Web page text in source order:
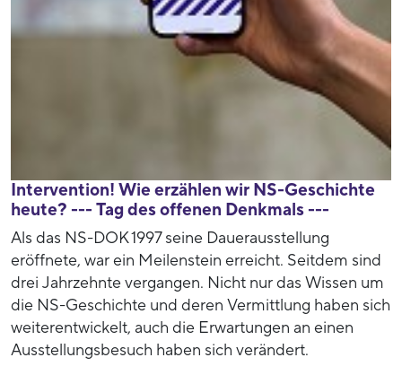
Intervention! Wie erzählen wir NS-Geschichte
heute? --- Tag des offenen Denkmals ---
Als das NS-DOK 1997 seine Dauerausstellung
eröffnete, war ein Meilenstein erreicht. Seitdem sind
drei Jahrzehnte vergangen. Nicht nur das Wissen um
die NS-Geschichte und deren Vermittlung haben sich
weiterentwickelt, auch die Erwartungen an einen
Ausstellungsbesuch haben sich verändert.